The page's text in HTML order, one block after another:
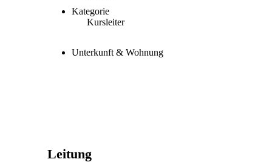
Kategorie
Kursleiter
Unterkunft & Wohnung
Leitung